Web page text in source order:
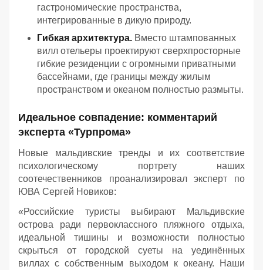
гастрономические пространства,
интегрированные в дикую природу.
Гибкая архитектура. Вместо штампованных
вилл отельеры проектируют сверхпросторные
гибкие резиденции с огромными приватными
бассейнами, где границы между жилым
пространством и океаном полностью размыты.
Идеальное совпадение: комментарий
эксперта «Турпрома»
Новые мальдивские тренды и их соответствие
психологическому портрету наших
соотечественников проанализировал эксперт по
ЮВА Сергей Новиков:
«Российские туристы выбирают Мальдивские
острова ради первоклассного пляжного отдыха,
идеальной тишины и возможности полностью
скрыться от городской суеты на уединённых
виллах с собственным выходом к океану. Наши